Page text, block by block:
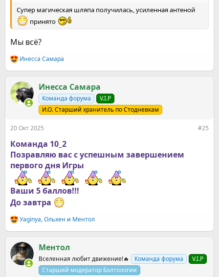
Супер магическая шляпа получилась, усиленная антеной
принято
Мы всё?
Р
е
к
ц
и
Инесса Самара
Инесса Самара
Команда форума
V.I.P
И.О. Старший хранитель по Стодневкам
20 Окт 2025 #25
Команда 10_2
Позравляю вас с успешным завершением
первого дня Игры
Ваши 5 баллов!!!
До завтра
Р
е
к
ц
и
Уaginya,Ольхен и Ментол
Ментол
Вселенная любит движение!🔥 Команда форума
V.I.P
Старший модератор Болтологии